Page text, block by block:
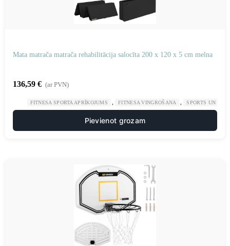
Mata matrača matrača rehabilitācija salocīta 200 x 120 x 5 cm melna
136,59 € (ar PVN)
FITNESA SPORTA APRĪKOJUMS FITNESA VINGROŠANA SPORTS UN
Pievienot grozam